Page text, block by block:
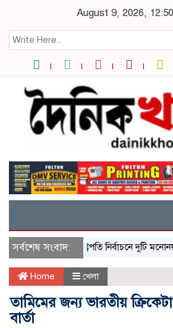
August 9, 2026,
সর্বশেষ সংবাদ:রাষ্ট্রপতি নির্বাচনে দুটি
Home খেলা
তামিমের জন্য ভারতীয়
বার্তা